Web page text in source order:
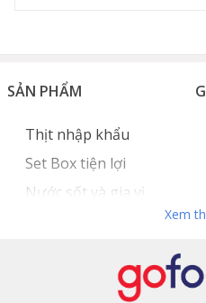
SẢN PHẨM
Thịt nhập khẩu
Set Box tiện lợi
Nước sốt và gia vị
Xem